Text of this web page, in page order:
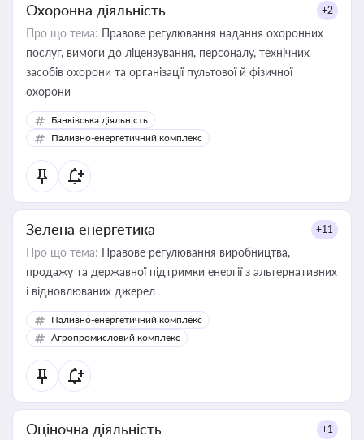
Охоронна діяльність +2
Про що тема: Правове регулювання надання охоронних
послуг, вимоги до ліцензування, персоналу, технічних
засобів охорони та організації пультової й фізичної
охорони
Банківська діяльність
Паливно-енергетичний комплекс
Зелена енергетика +11
Про що тема: Правове регулювання виробництва,
продажу та державної підтримки енергії з альтернативних
і відновлюваних джерел
Паливно-енергетичний комплекс
Агропромисловий комплекс
Оціночна діяльність +1